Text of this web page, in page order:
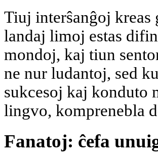
Tiuj interŝanĝoj
landaj limoj estas
mondoj, kaj tiun
ne nur ludantoj, sed
sukcesoj kaj konduto
lingvo, komprenebla
Fanatoj: ĉefa